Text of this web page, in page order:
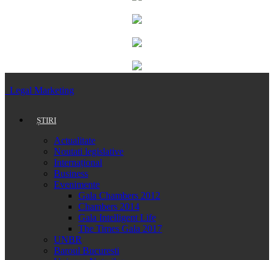
Legal Marketing
ȘTIRI
Actualitate
Noutati legislative
Internațional
Business
Evenimente
Gala Chambers 2012
Chambers 2014
Gala Intelligent Life
The Times Gala 2017
UNBR
Baroul Bucuresti